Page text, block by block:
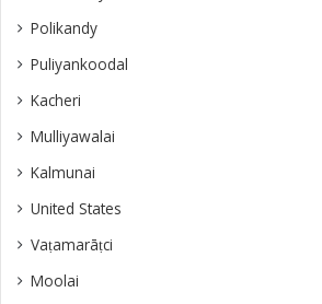
Polikandy
Puliyankoodal
Kacheri
Mulliyawalai
Kalmunai
United States
Vaṭamarāṭci
Moolai